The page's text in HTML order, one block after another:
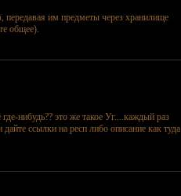
передавая им предметы через хранилище
общее).
нибудь?? это же такое Уг....каждый раз
ссылки на респ либо описание как туда